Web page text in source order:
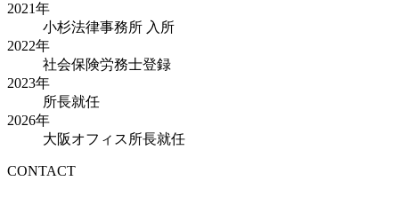
2021年
小杉法律事務所 入所
2022年
社会保険労務士登録
2023年
所長就任
2026年
大阪オフィス所長就任
CONTACT